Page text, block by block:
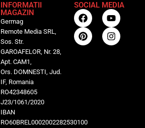
INFORMATII
MAGAZIN
Germag
Remote Media SRL,
Sos. Str.
GAROAFELOR, Nr. 28,
Apt. CAM1,
Ors. DOMNESTI, Jud.
IF, Romania
RO42348605
J23/1061/2020
IBAN
RO60BREL0002002282530100
SOCIAL MEDIA